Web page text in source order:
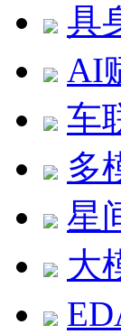
具
AI
车
多
星
大